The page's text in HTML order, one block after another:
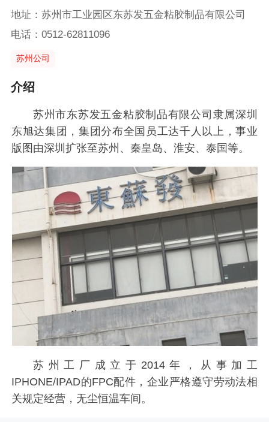
地址：苏州市工业园区东苏发五金粘胶制品有限公司
电话：0512-62811096
苏州公司
介绍
苏州市东苏发五金粘胶制品有限公司隶属深圳
东旭达集团，集团分布全国员工达千人以上，事业
版图由深圳扩张至苏州、秦皇岛、淮安、泰国等。
苏州工厂成立于2014年，从事加工
IPHONE/IPAD的FPC配件，企业严格遵守劳动法相
关规定经营，无尘恒温车间。